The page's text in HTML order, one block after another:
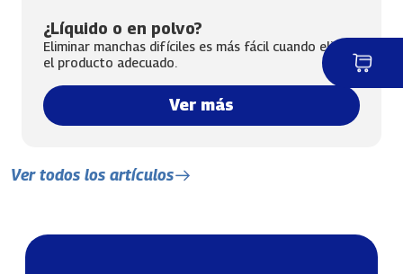
¿Líquido o en polvo?
Eliminar manchas difíciles es más fácil cuando eliges
el producto adecuado.
Ver más
Ver todos los artículos